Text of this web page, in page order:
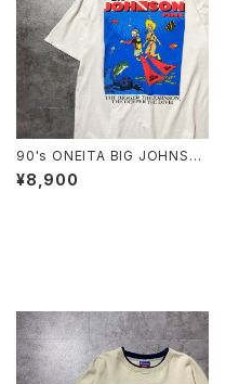
90's ONEITA BIG JOHNSO
N FINS ダイビング バックプリ
ント スラング シングルステッ
¥8,900